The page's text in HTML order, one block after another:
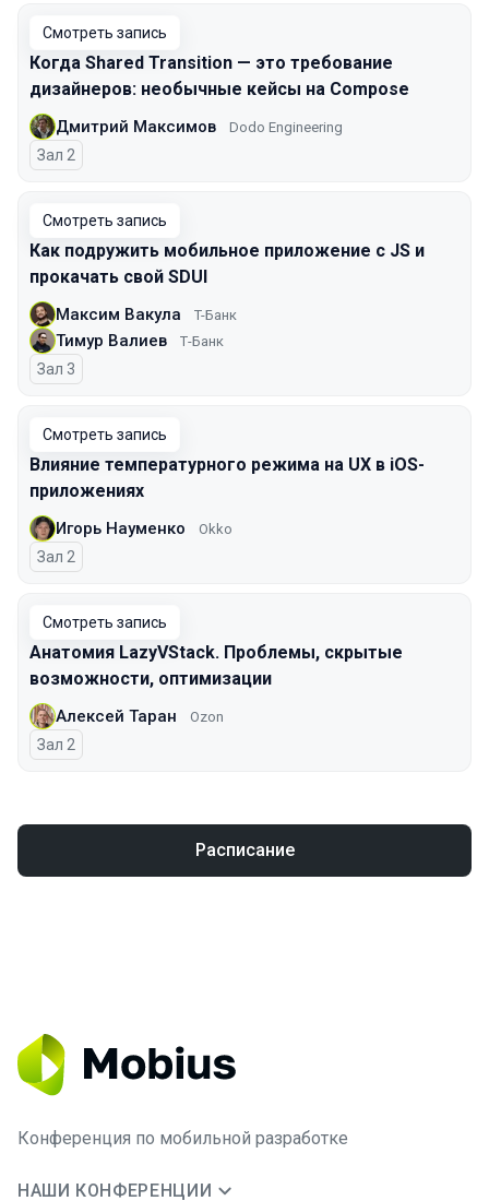
Смотреть запись
Когда Shared Transition — это требование
дизайнеров: необычные кейсы на Compose
Дмитрий Максимов Dodo Engineering
Зал 2
Смотреть запись
Как подружить мобильное приложение с JS и
прокачать свой SDUI
Максим Вакула T-Банк
Тимур Валиев Т-Банк
Зал 3
Смотреть запись
Влияние температурного режима на UX в iOS-
приложениях
Игорь Науменко Okko
Зал 2
Смотреть запись
Анатомия LazyVStack. Проблемы, скрытые
возможности, оптимизации
Алексей Таран Ozon
Зал 2
Расписание
Конференция по мобильной разработке
НАШИ КОНФЕРЕНЦИИ